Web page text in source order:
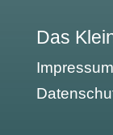
Das
Impressum